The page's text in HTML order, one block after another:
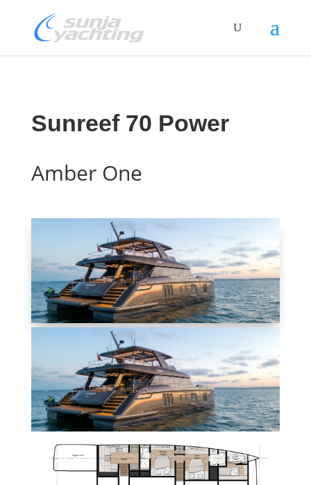
Sunreef 70 Power
Amber One